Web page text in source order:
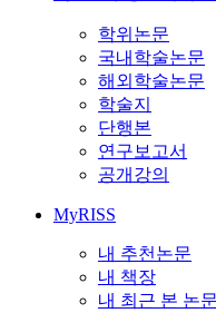
학위논문
국내학술논문
해외학술논문
학술지
단행본
연구보고서
공개강의
MyRISS
내 추천논문
내 책장
내 최근 본 논문